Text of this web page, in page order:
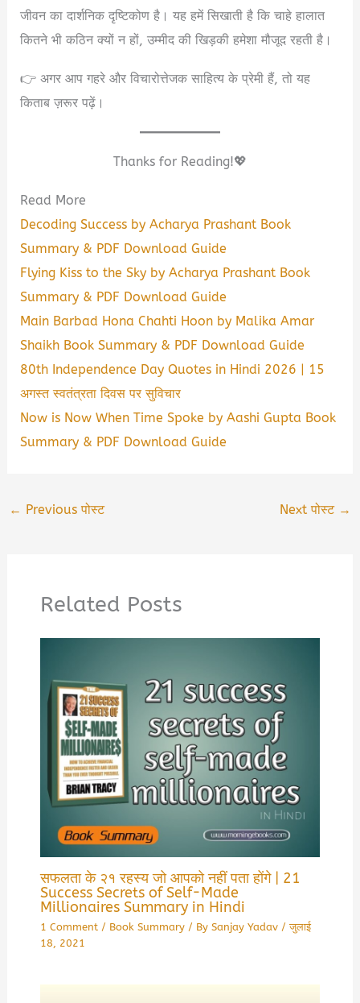
जीवन का दार्शनिक दृष्टिकोण है। यह हमें सिखाती है कि चाहे हालात
कितने भी कठिन क्यों न हों, उम्मीद की खिड़की हमेशा मौजूद रहती है।
👉 अगर आप गहरे और विचारोत्तेजक साहित्य के प्रेमी हैं, तो यह
किताब ज़रूर पढ़ें।
Thanks for Reading!💖
Read More
Decoding Success by Acharya Prashant Book
Summary & PDF Download Guide
Flying Kiss to the Sky by Acharya Prashant Book
Summary & PDF Download Guide
Main Barbad Hona Chahti Hoon by Malika Amar
Shaikh Book Summary & PDF Download Guide
80th Independence Day Quotes in Hindi 2026 | 15
अगस्त स्वतंत्रता दिवस पर सुविचार
Now is Now When Time Spoke by Aashi Gupta Book
Summary & PDF Download Guide
← Previous पोस्ट Next पोस्ट →
Related Posts
सफलता के २१ रहस्य जो आपको नहीं पता होंगे | 21
Success Secrets of Self-Made
Millionaires Summary in Hindi
1 Comment / Book Summary/ By Sanjay Yadav /जुलाई
18, 2021